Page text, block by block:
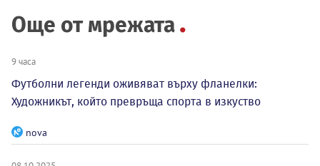
Още от мрежата
9 часа
Футболни легенди оживяват върху фланелки:
Художникът, който превръща спорта в изкуство
nova